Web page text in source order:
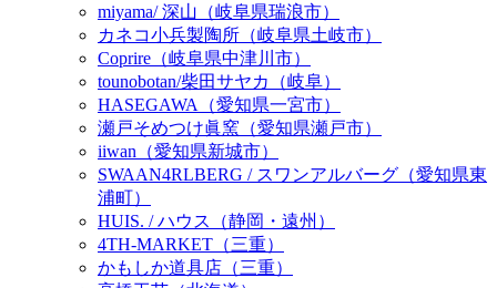
miyama/ 深山（岐阜県瑞浪市）
カネコ小兵製陶所（岐阜県土岐市）
Coprire（岐阜県中津川市）
tounobotan/柴田サヤカ（岐阜）
HASEGAWA（愛知県一宮市）
瀬戸そめつけ眞窯（愛知県瀬戸市）
iiwan（愛知県新城市）
SWAAN4RLBERG / スワンアルバーグ（愛知県東
浦町）
HUIS. / ハウス（静岡・遠州）
4TH-MARKET（三重）
かもしか道具店（三重）